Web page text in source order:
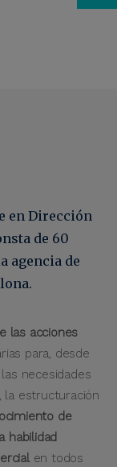
en Dirección
de 60
agencia de
las acciones
para, desde
necesidades
la estructuración
de
habilidad
en todos